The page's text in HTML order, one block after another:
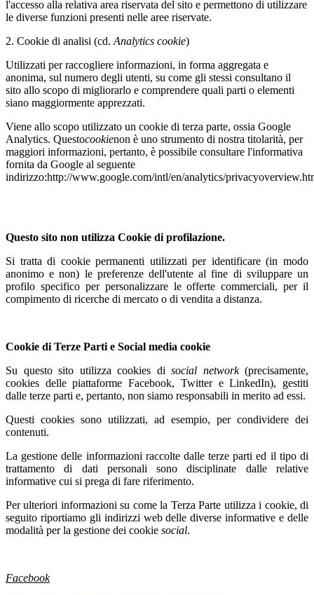
l'accesso alla relativa area riservata del sito e permettono di utilizzare
le diverse funzioni presenti nelle aree riservate.
2. Cookie di analisi (cd. Analytics cookie)
Utilizzati per raccogliere informazioni, in forma aggregata e
anonima, sul numero degli utenti, su come gli stessi consultano il
sito allo scopo di migliorarlo e comprendere quali parti o elementi
siano maggiormente apprezzati.
Viene allo scopo utilizzato un cookie di terza parte, ossia Google
Analytics. Questocookienon è uno strumento di nostra titolarità, per
maggiori informazioni, pertanto, è possibile consultare l'informativa
fornita da Google al seguente
indirizzo:http://www.google.com/intl/en/analytics/
Questo sito non utilizza Cookie di profilazione.
Si tratta di cookie permanenti utilizzati per identificare (in modo
anonimo e non) le preferenze dell'utente al fine di sviluppare un
profilo specifico per personalizzare le offerte commerciali, per il
compimento di ricerche di mercato o di vendita a distanza.
Cookie di Terze Parti e Social media cookie
Su questo sito utilizza cookies di social network(precisamente,
cookies delle piattaforme Facebook, Twitter e LinkedIn), gestiti
dalle terze parti e, pertanto, non siamo responsabili in merito ad essi.
Questi cookies sono utilizzati, ad esempio, per condividere dei
contenuti.
La gestione delle informazioni raccolte dalle terze parti ed il tipo di
trattamento di dati personali sono disciplinate dalle relative
informative cui si prega di fare riferimento.
Per ulteriori informazioni su come la Terza Parte utilizza i cookie, di
seguito riportiamo gli indirizzi web delle diverse informative e delle
modalità per la gestione dei cookie social.
Facebook